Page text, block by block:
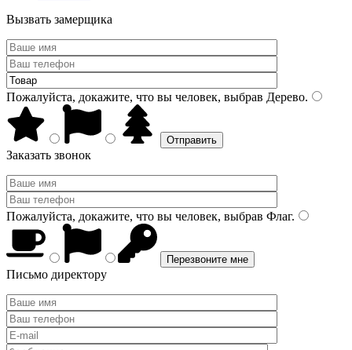
Вызвать замерщика
Пожалуйста, докажите, что вы человек, выбрав Дерево.
Заказать звонок
Пожалуйста, докажите, что вы человек, выбрав Флаг.
Письмо директору